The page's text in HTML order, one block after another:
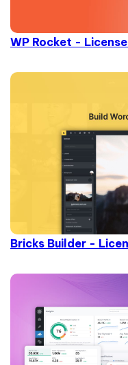
WP Rocket -
Bricks Builder -